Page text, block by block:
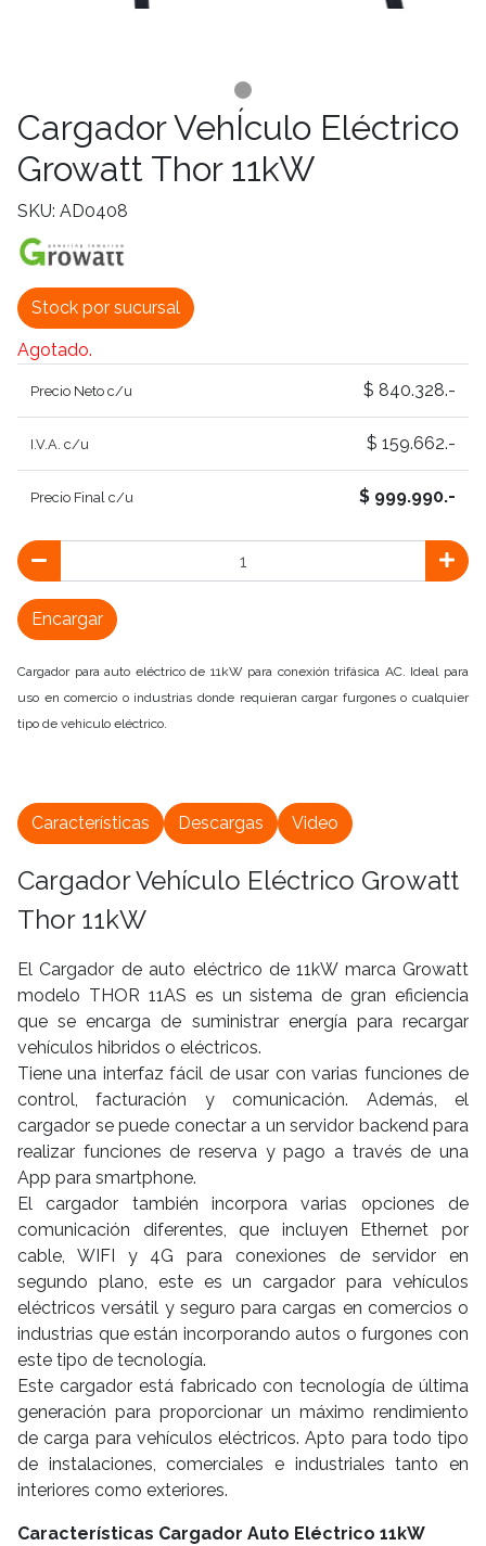
Cargador VehÍculo Eléctrico
Growatt Thor 11kW
SKU: AD0408
Stock por sucursal
Agotado.
Precio Neto c/u $ 840.328.-
I.V.A. c/u $ 159.662.-
Precio Final c/u $ 999.990.-
Encargar
Cargador para auto eléctrico de 11kW para conexión trifásica AC. Ideal para
uso en comercio o industrias donde requieran cargar furgones o cualquier
tipo de vehiculo eléctrico.
Cargador Vehículo Eléctrico Growatt
Thor 11kW
El Cargador de auto eléctrico de 11kW marca Growatt
modelo THOR 11AS es un sistema de gran eficiencia
que se encarga de suministrar energía para recargar
vehículos hibridos o eléctricos.
Tiene una interfaz fácil de usar con varias funciones de
control, facturación y comunicación. Además, el
cargador se puede conectar a un servidor backend para
realizar funciones de reserva y pago a través de una
App para smartphone.
El cargador también incorpora varias opciones de
comunicación diferentes, que incluyen Ethernet por
cable, WIFI y 4G para conexiones de servidor en
segundo plano, este es un cargador para vehículos
eléctricos versátil y seguro para cargas en comercios o
industrias que están incorporando autos o furgones con
este tipo de tecnología.
Este cargador está fabricado con tecnología de última
generación para proporcionar un máximo rendimiento
de carga para vehículos eléctricos. Apto para todo tipo
de instalaciones, comerciales e industriales tanto en
interiores como exteriores.
Características Cargador Auto Eléctrico 11kW
Características Descargas Video